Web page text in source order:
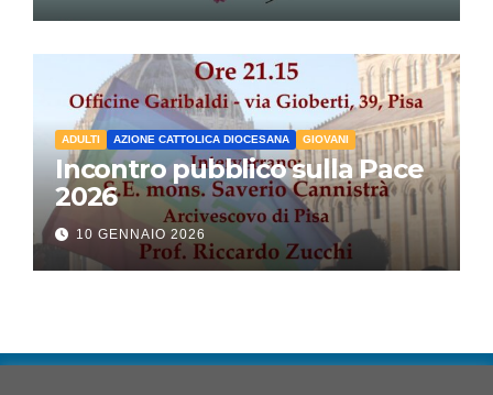
ADULTI AZIONE CATTOLICA DIOCESANA GIOVANI
Incontro pubblico sulla Pace
2026
10 GENNAIO 2026